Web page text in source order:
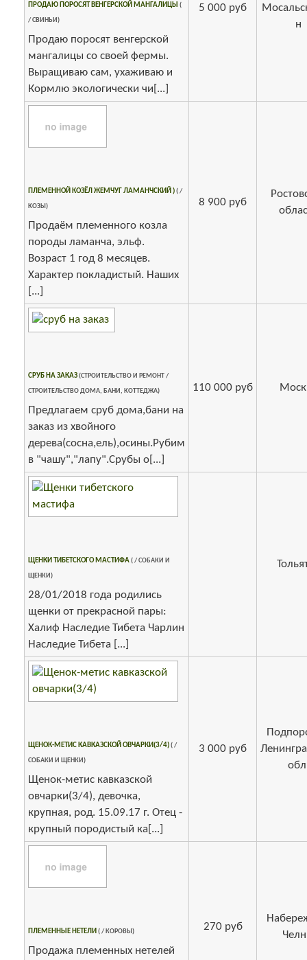
ПРОДАЮ ПОРОСЯТ ВЕНГЕРСКОЙ МАНГАЛИЦЫ (
/ СВИНЬИ)
Продаю поросят венгерской
мангалицы со своей фермы.
Выращиваю сам, ухаживаю и
Кормлю экологически чи[...]
5 000 руб
н
ПЛЕМЕННОЙ КОЗЁЛ ЖЕМЧУГ ЛАМАНЧСКИЙ )( /
КОЗЫ)
Продаём племенного козла
породы ламанча, эльф.
Возраст 1 год 8 месяцев.
Характер покладистый. Наших
[...]
8 900 руб
СРУБ НА ЗАКАЗ(СТРОИТЕЛЬСТВО И РЕМОНТ /
СТРОИТЕЛЬСТВО ДОМА, БАНИ, КОТТЕДЖА)
Предлагаем сруб дома,бани на
заказ из хвойного
дерева(сосна,ель),осины.Рубим
в "чашу","лапу".Срубы о[...]
110 000 руб
ЩЕНКИ ТИБЕТСКОГО МАСТИФА( / СОБАКИ И
ЩЕНКИ)
28/01/2018 года родились
щенки от прекрасной пары:
Халиф Наследие Тибета Чарлин
Наследие Тибета [...]
ЩЕНОК-МЕТИС КАВКАЗСКОЙ ОВЧАРКИ(3/4)( /
СОБАКИ И ЩЕНКИ)
Щенок-метис кавказской
овчарки(3/4), девочка,
крупная, род. 15.09.17 г. Отец -
крупный породистый ка[...]
3 000 руб
ПЛЕМЕННЫЕ НЕТЕЛИ ( / КОРОВЫ)
Продажа племенных нетелей
270 руб